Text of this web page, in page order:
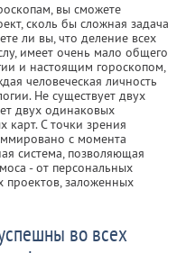
вы сможете
сколь бы сложная задача
ли вы, что деление всех
имеет очень мало общего
и настоящим гороскопом,
человеческая личность
Не существует двух
двух одинаковых
карт. С точки зрения
с момента
система, позволяющая
- от персональных
заложенных
во всех